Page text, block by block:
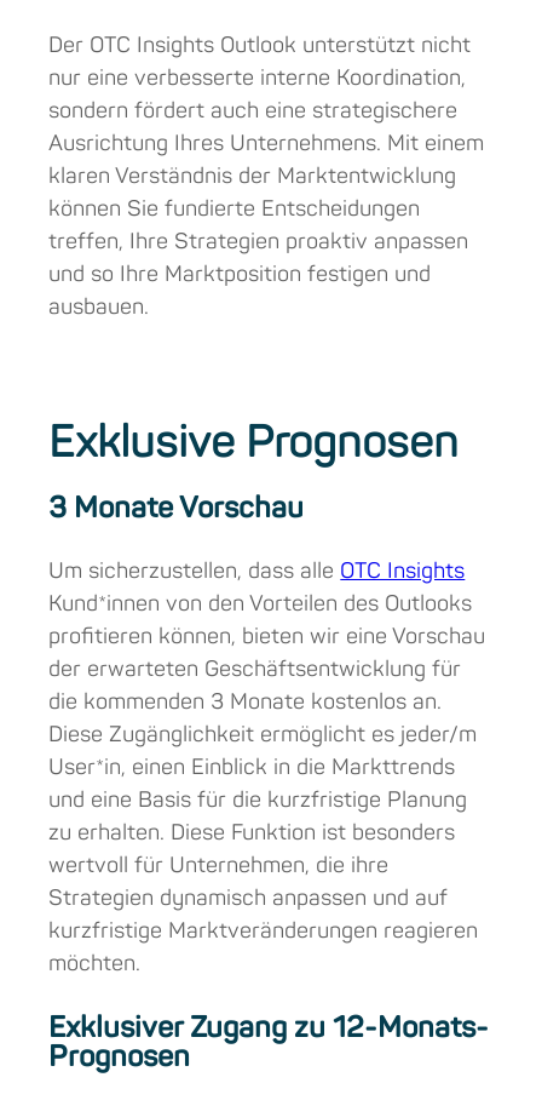
Der OTC Insights Outlook unterstützt nicht
nur eine verbesserte interne Koordination,
sondern fördert auch eine strategischere
Ausrichtung Ihres Unternehmens. Mit einem
klaren Verständnis der Marktentwicklung
können Sie fundierte Entscheidungen
treffen, Ihre Strategien proaktiv anpassen
und so Ihre Marktposition festigen und
ausbauen.
Exklusive Prognosen
3 Monate Vorschau
Um sicherzustellen, dass alle OTC Insights
Kund*innen von den Vorteilen des Outlooks
profitieren können, bieten wir eine Vorschau
der erwarteten Geschäftsentwicklung für
die kommenden 3 Monate kostenlos an.
Diese Zugänglichkeit ermöglicht es jeder/m
User*in, einen Einblick in die Markttrends
und eine Basis für die kurzfristige Planung
zu erhalten. Diese Funktion ist besonders
wertvoll für Unternehmen, die ihre
Strategien dynamisch anpassen und auf
kurzfristige Marktveränderungen reagieren
möchten.
Exklusiver Zugang zu 12-Monats-
Prognosen